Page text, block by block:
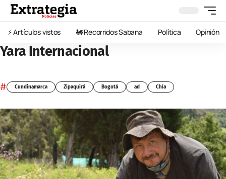
⚡️ Artículos vistos 🚂 Recorridos Sabana Política Opinión
Yara Internacional
# Cundinamarca Zipaquirá Bogotá ad Chía